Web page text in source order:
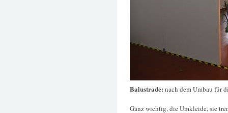
Balustrade: nach dem Umbau für
Ganz wichtig, die Umkleide, sie